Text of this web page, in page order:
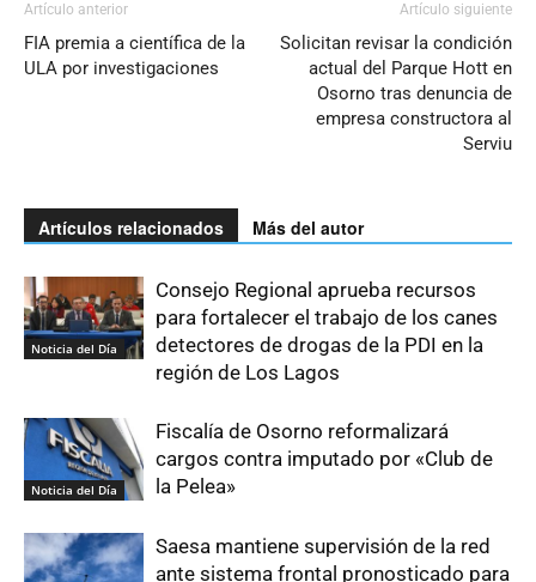
Artículo anterior
FIA premia a científica de la
ULA por investigaciones
Artículo siguiente
Solicitan revisar la condición
actual del Parque Hott en
Osorno tras denuncia de
empresa constructora al
Serviu
Artículos relacionados Más del autor
Noticia del Día
Consejo Regional aprueba recursos
para fortalecer el trabajo de los canes
detectores de drogas de la PDI en la
región de Los Lagos
Noticia del Día
Fiscalía de Osorno reformalizará
cargos contra imputado por «Club de
la Pelea»
Saesa mantiene supervisión de la red
ante sistema frontal pronosticado para